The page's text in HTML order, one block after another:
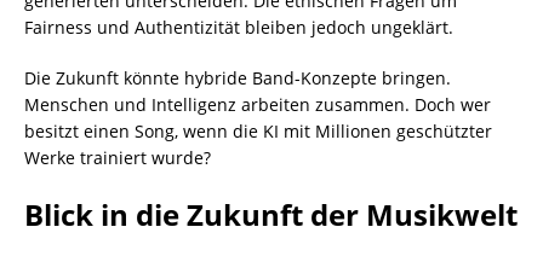
Fairness und Authentizität bleiben jedoch ungeklärt.
Die Zukunft könnte hybride Band-Konzepte bringen.
Menschen und Intelligenz arbeiten zusammen. Doch wer
besitzt einen Song, wenn die KI mit Millionen geschützter
Werke trainiert wurde?
Blick in die Zukunft der Musikwelt